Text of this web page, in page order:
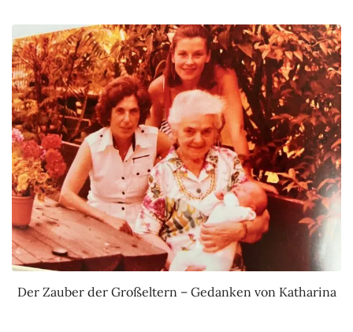
Der Zauber der Großeltern – Gedanken von Katharina